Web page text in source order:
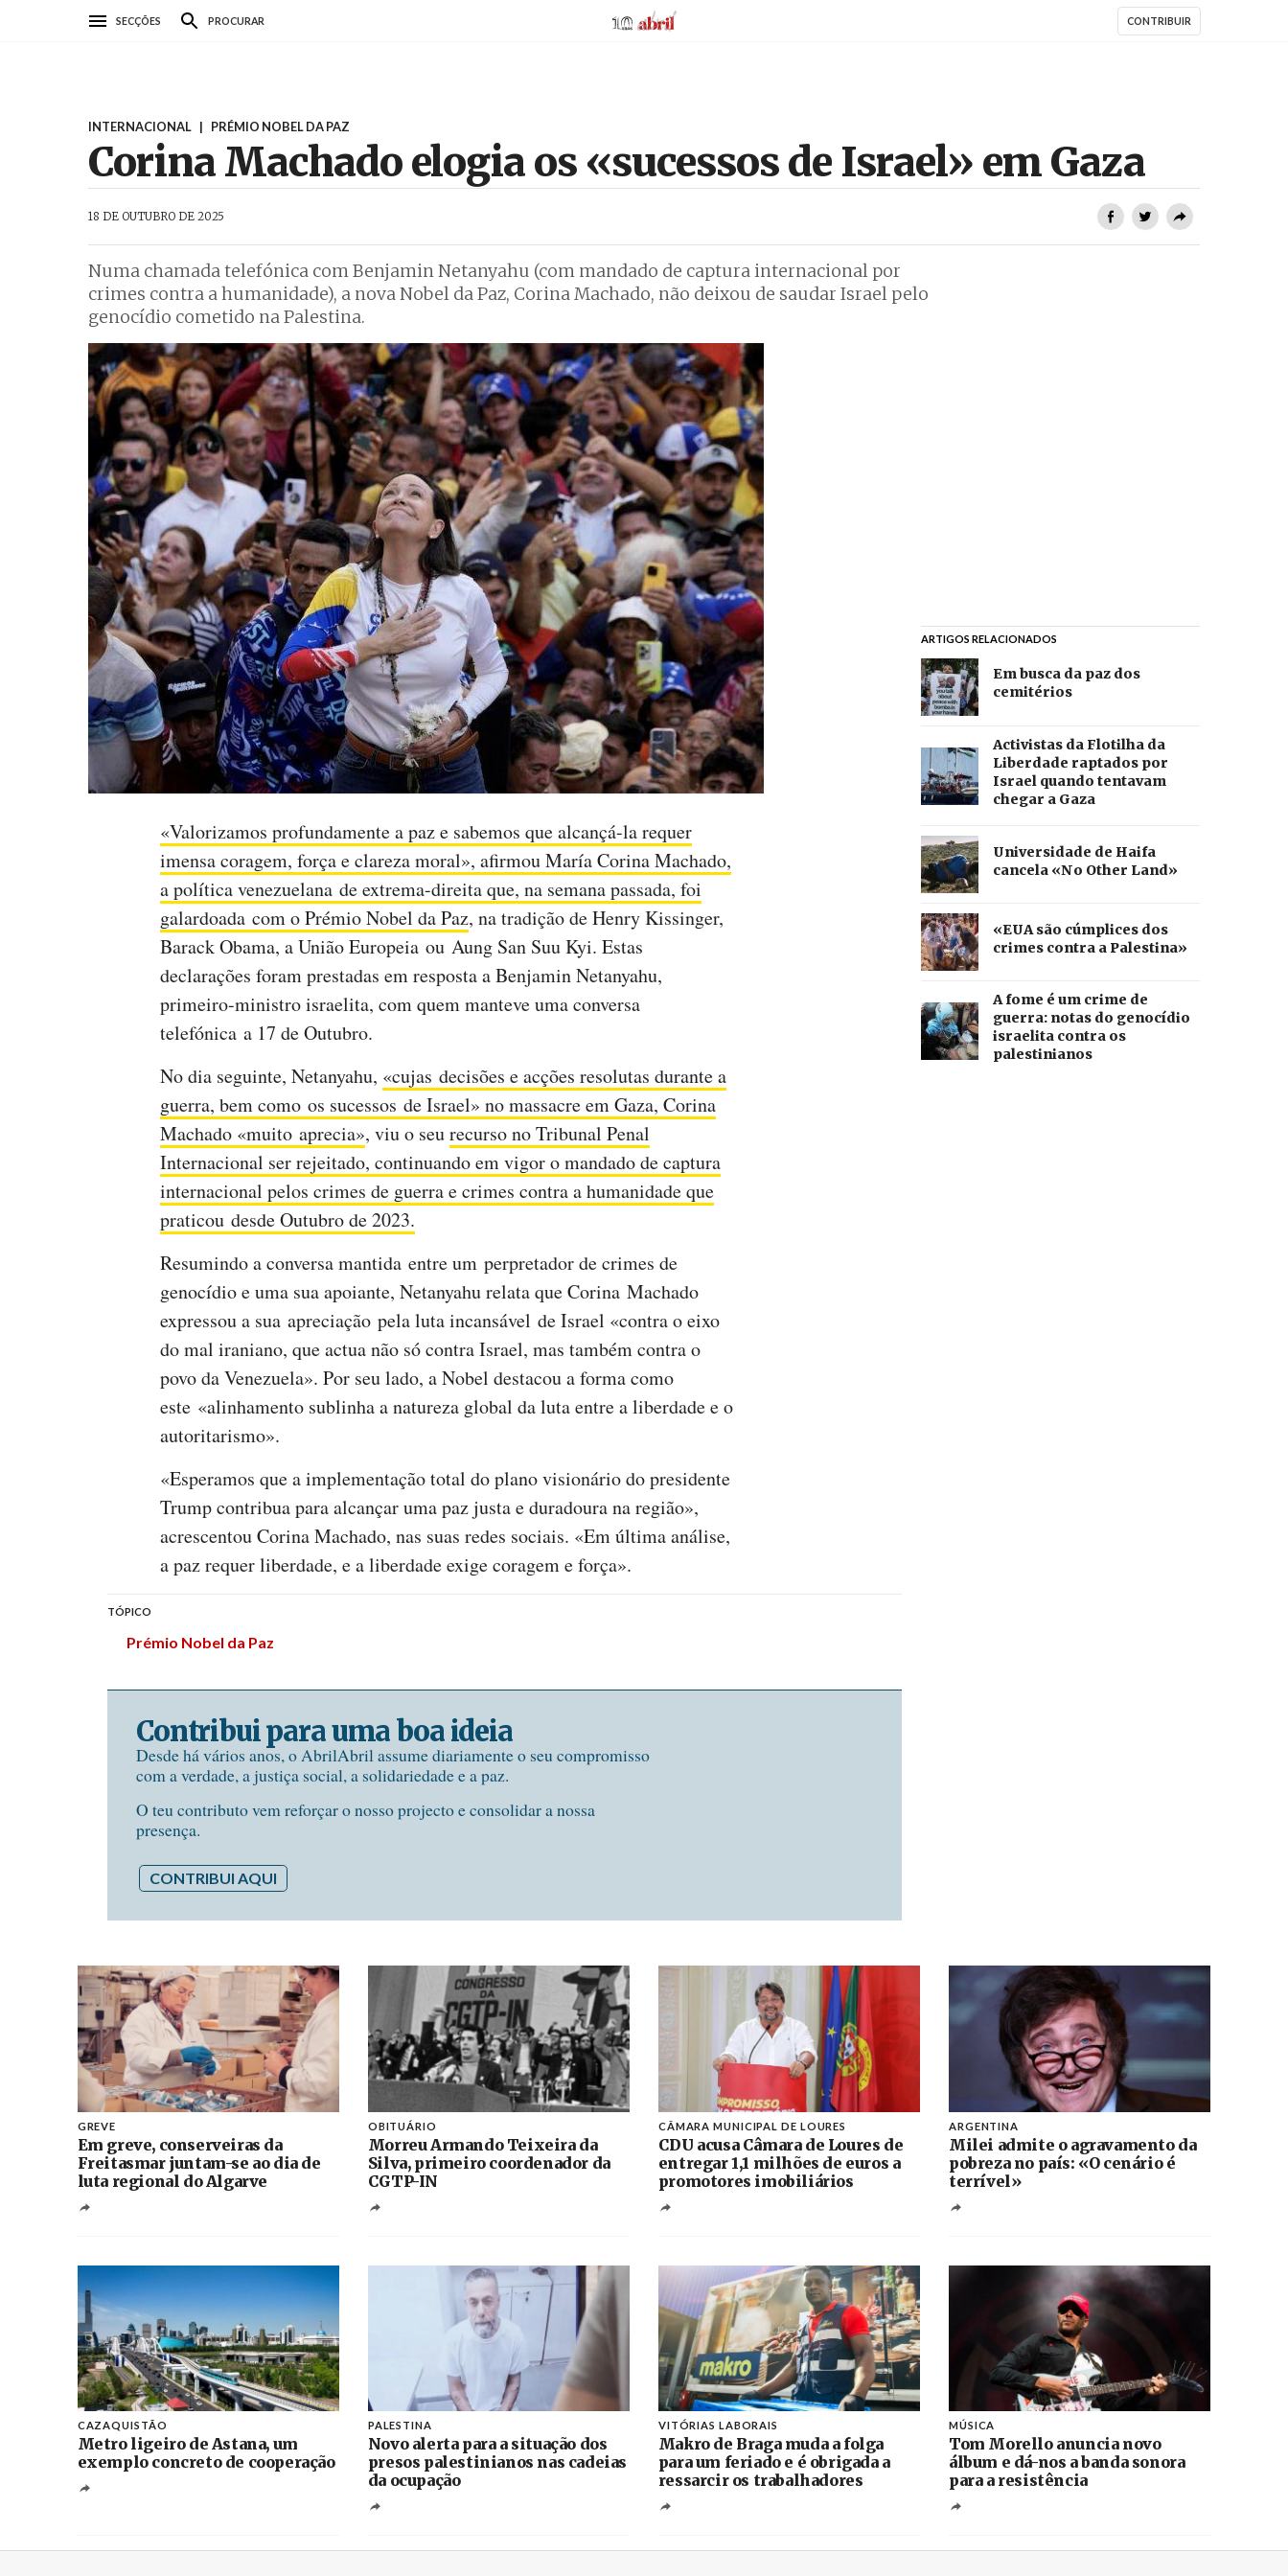
SECÇÕES PROCURAR AbrilAbril CONTRIBUIR
INTERNACIONAL | PRÉMIO NOBEL DA PAZ
Corina Machado elogia os «sucessos de Israel» em Gaza
18 DE OUTUBRO DE 2025
Numa chamada telefónica com Benjamin Netanyahu (com mandado de captura internacional por
crimes contra a humanidade), a nova Nobel da Paz, Corina Machado, não deixou de saudar Israel pelo
genocídio cometido na Palestina.
«Valorizamos profundamente a paz e sabemos que alcançá-la requer
imensa coragem, força e clareza moral», afirmou María Corina Machado,
a política venezuelana de extrema-direita que, na semana passada, foi
galardoada com o Prémio Nobel da Paz, na tradição de Henry Kissinger,
Barack Obama, a União Europeia ou Aung San Suu Kyi. Estas
declarações foram prestadas em resposta a Benjamin Netanyahu,
primeiro-ministro israelita, com quem manteve uma conversa
telefónica a 17 de Outubro.
No dia seguinte, Netanyahu, «cujas decisões e acções resolutas durante a
guerra, bem como os sucessos de Israel» no massacre em Gaza, Corina
Machado «muito aprecia», viu o seurecurso no Tribunal Penal
Internacional ser rejeitado, continuando em vigor o mandado de captura
internacional pelos crimes de guerra e crimes contra a humanidade que
praticou desde Outubro de 2023.
Resumindo a conversa mantida entre um perpretador de crimes de
genocídio e uma sua apoiante, Netanyahu relata que Corina Machado
expressou a sua apreciação pela luta incansável de Israel «contra o eixo
do mal iraniano, que actua não só contra Israel, mas também contra o
povo da Venezuela». Por seu lado, a Nobel destacou a forma como
este «alinhamento sublinha a natureza global da luta entre a liberdade e o
autoritarismo».
«Esperamos que a implementação total do plano visionário do presidente
Trump contribua para alcançar uma paz justa e duradoura na região»,
acrescentou Corina Machado, nas suas redes sociais. «Em última análise,
a paz requer liberdade, e a liberdade exige coragem e força».
TÓPICO
Prémio Nobel da Paz
Contribui para uma boa ideia
Desde há vários anos, o AbrilAbril assume diariamente o seu compromisso
com a verdade, a justiça social, a solidariedade e a paz.
O teu contributo vem reforçar o nosso projecto e consolidar a nossa
presença.
CONTRIBUI AQUI
ARTIGOS RELACIONADOS
Em busca da paz dos
cemitérios
Activistas da Flotilha da
Liberdade raptados por
Israel quando tentavam
chegar a Gaza
Universidade de Haifa
cancela «No Other Land»
«EUA são cúmplices dos
crimes contra a Palestina»
A fome é um crime de
guerra: notas do genocídio
israelita contra os
palestinianos
GREVE
Em greve, conserveiras da
Freitasmar juntam-se ao dia de
luta regional do Algarve
OBITUÁRIO
Morreu Armando Teixeira da
Silva, primeiro coordenador da
CGTP-IN
CÂMARA MUNICIPAL DE LOURES
CDU acusa Câmara de Loures de
entregar 1,1 milhões de euros a
promotores imobiliários
ARGENTINA
Milei admite o agravamento da
pobreza no país: «O cenário é
terrível»
CAZAQUISTÃO
Metro ligeiro de Astana, um
exemplo concreto de cooperação
PALESTINA
Novo alerta para a situação dos
presos palestinianos nas cadeias
da ocupação
VITÓRIAS LABORAIS
Makro de Braga muda a folga
para um feriado e é obrigada a
ressarcir os trabalhadores
MÚSICA
Tom Morello anuncia novo
álbum e dá-nos a banda sonora
para a resistência